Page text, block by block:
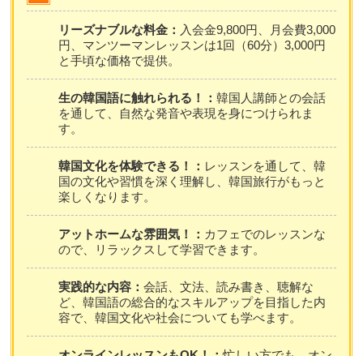
リーズナブルな料金： 入会金9,800円、月会費3,000
円、マンツーマンレッスンは1回（60分）3,000円
と手頃な価格で提供。
生の韓国語に触れられる！：韓国人講師との会話
を通して、自然な発音や表現を身につけられま
す。
韓国文化を体験できる！： レッスンを通して、韓
国の文化や習慣を深く理解し、韓国旅行がもっと
楽しくなります。
アットホームな雰囲気！： カフェでのレッスンな
ので、リラックスして学習できます。
実践的な内容：会話、文法、読み書き、聴解な
ど、韓国語の総合的なスキルアップを目指した内
容で、韓国文化や社会についても学べます。